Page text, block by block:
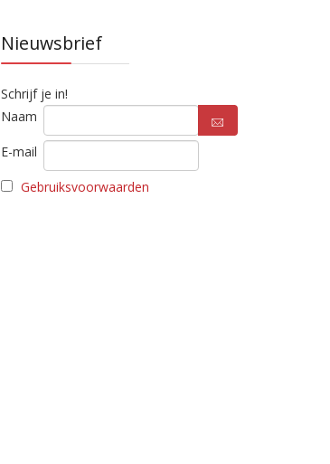
Nieuwsbrief
Schrijf je in!
Naam
E-mail
Gebruiksvoorwaarden